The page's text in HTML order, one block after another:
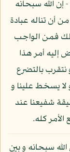
إن الله سبحانه
أن تناله عبادة
ذلك فمن الواجب
إليه أمر هذا
نتقرب بالتضرع
لا يسخط علينا و
شفيعنا عند
الأمر كله.
سبحانه و بين